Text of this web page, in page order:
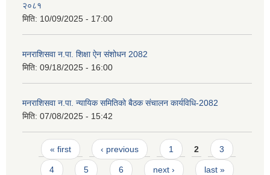
२०८१
मिति: 10/09/2025 - 17:00
मनराशिसवा न.पा. शिक्षा ऐन संशोधन 2082
मिति: 09/18/2025 - 16:00
मनराशिसवा न.पा. न्यायिक समितिको बैठक संचालन कार्यविधि-2082
मिति: 07/08/2025 - 15:42
Pages
« first ‹ previous 1 2 3
4 5 6 next › last »